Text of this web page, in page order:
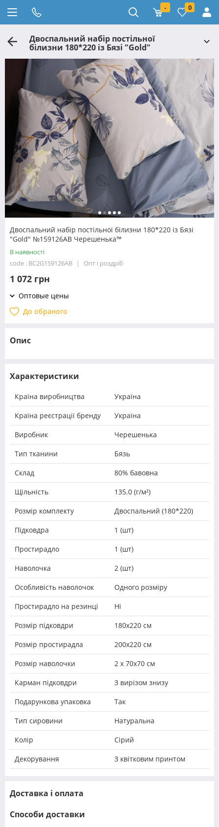
- 0
Двоспальний набір постільної
білизни 180*220 із Бязі "Gold"
№159126AB Черешенька™
Двоспальний набір постільної білизни 180*220 із Бязі
"Gold" №159126AB Черешенька™
В наявності
code : BC2G159126AB
Опт і роздріб
1 072 грн
Оптовые цены
До обраного
Опис
Характеристики
Країна виробництва Україна
Країна реєстрації бренду Україна
Виробник Черешенька
Тип тканини Бязь
Склад 80% бавовна
Щільність 135.0 (г/м²)
Розмір комплекту Двоспальний (180*220)
Підковдра 1 (шт)
Простирадло 1 (шт)
Наволочка 2 (шт)
Особливість наволочок Одного розміру
Простирадло на резинці Ні
Розмір підковдри 180х220 см
Розмір простирадла 200х220 см
Розмір наволочки 2 х 70х70 см
Карман підковдри З вирізом знизу
Подарункова упаковка Так
Тип сировини Натуральна
Колір Сірий
Декорування З квітковим принтом
Доставка і оплата
Способи доставки